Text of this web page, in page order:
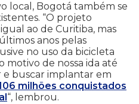
local, Bogotá também se
“O projeto
ao de Curitiba, mas
anos pelas
no uso da bicicleta
motivo de nossa ida até
e buscar implantar em
milhões conquistados
“, lembrou.